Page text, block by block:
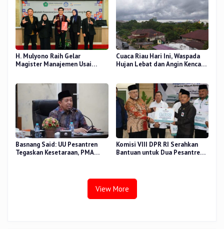
H. Mulyono Raih Gelar
Magister Manajemen Usai
Cuaca Riau Hari Ini, Waspada
Hujan Lebat dan Angin Kencang
Basnang Said: UU Pesantren
Tegaskan Kesetaraan, PMA
Komisi VIII DPR RI Serahkan
Bantuan untuk Dua Pesantren
View More